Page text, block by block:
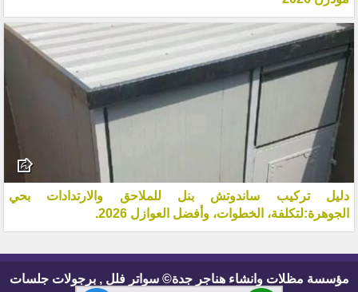
دليل تركيب ساندوتش بنل للملاحق والارتدادات بحي
الجوهرة:لتكلفة، الخطوات، وأفضل العوازل 2026.
مؤسسة مظلات وانشاء هناجر جدة© سواتر فلل , برجولات جلسات